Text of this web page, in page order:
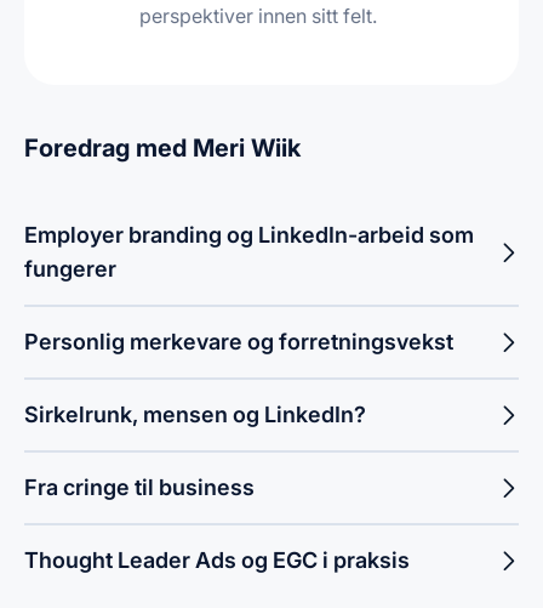
perspektiver innen sitt felt.
Foredrag med Meri Wiik
Employer branding og LinkedIn-arbeid som
fungerer
Personlig merkevare og forretningsvekst
Sirkelrunk, mensen og LinkedIn?
Fra cringe til business
Thought Leader Ads og EGC i praksis